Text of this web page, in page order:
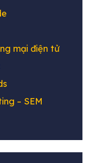
mại điện tử
– SEM